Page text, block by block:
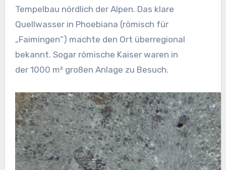
Tempelbau nördlich der Alpen. Das klare
Quellwasser in Phoebiana (römisch für
„Faimingen“) machte den Ort überregional
bekannt. Sogar römische Kaiser waren in
der 1000 m² großen Anlage zu Besuch.